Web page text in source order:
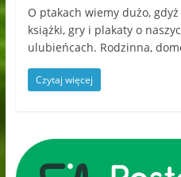
O ptakach wiemy dużo,
książki, gry i plakaty o
ulubieńcach. Rodzinna,
Czytaj więcej